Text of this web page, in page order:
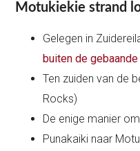
Motukiekie strand
Gelegen in
buiten de
Ten zuiden van de
Rocks)
De enige manier
Punakaiki naar